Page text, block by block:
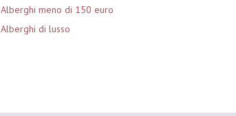
Alberghi meno di 150 euro
Alberghi di lusso